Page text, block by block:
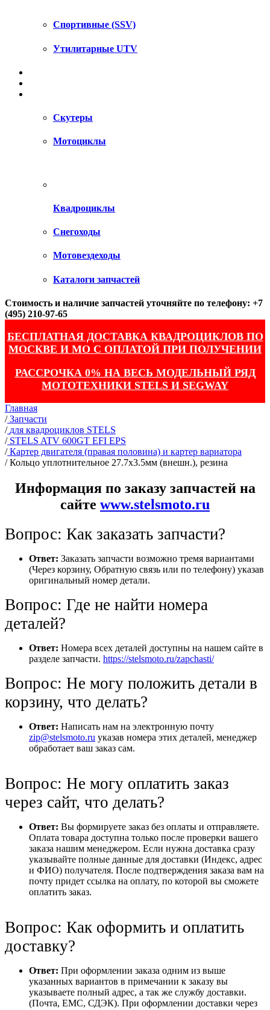
Спортивные (SSV)
Утилитарные UTV
Скутеры
Мотоциклы
Квадроциклы
Снегоходы
Мотовездеходы
Каталоги запчастей
Стоимость и наличие запчастей уточняйте по телефону: +7
(495) 210-97-65
БЕСПЛАТНАЯ ДОСТАВКА КВАДРОЦИКЛОВ ПО
МОСКВЕ И МО С ОПЛАТОЙ ПРИ ПОЛУЧЕНИИ
РАССРОЧКА 0% НА ВЕСЬ МОДЕЛЬНЫЙ РЯД
МОТОТЕХНИКИ STELS И SEGWAY
Главная
/ Запчасти
/ для квадроциклов STELS
/ STELS ATV 600GT EFI EPS
/ Картер двигателя (правая половина) и картер вариатора
/Кольцо уплотнительное 27.7х3.5мм (внешн.), резина
Информация по заказу запчастей на
сайте www.stelsmoto.ru
Вопрос: Как заказать запчасти?
Ответ: Заказать запчасти возможно тремя вариантами
(Через корзину, Обратную связь или по телефону) указав
оригинальный номер детали.
Вопрос: Где не найти номера
деталей?
Ответ: Номера всех деталей доступны на нашем сайте в
разделе запчасти. https://stelsmoto.ru/zapchasti/
Вопрос: Не могу положить детали в
корзину, что делать?
Ответ: Написать нам на электронную почту
zip@stelsmoto.ru указав номера этих деталей, менеджер
обработает ваш заказ сам.
Вопрос: Не могу оплатить заказ
через сайт, что делать?
Ответ: Вы формируете заказ без оплаты и отправляете.
Оплата товара доступна только после проверки вашего
заказа нашим менеджером. Если нужна доставка сразу
указывайте полные данные для доставки (Индекс, адрес
и ФИО) получателя. После подтверждения заказа вам на
почту придет ссылка на оплату, по которой вы сможете
оплатить заказ.
Вопрос: Как оформить и оплатить
доставку?
Ответ: При оформлении заказа одним из выше
указанных вариантов в примечании к заказу вы
указываете полный адрес, а так же службу доставки.
(Почта, ЕМС, СДЭК). При оформлении доставки через